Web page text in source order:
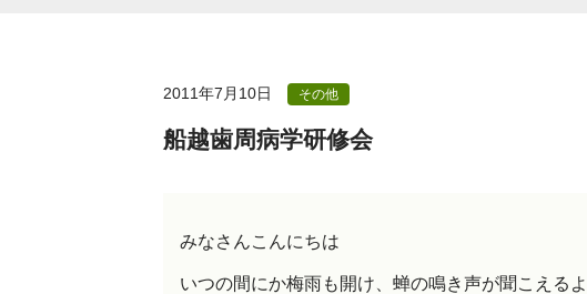
2011年7月10日 その他
船越歯周病学研修会
みなさんこんにちは
いつの間にか梅雨も開け、蝉の鳴き声が聞こえる